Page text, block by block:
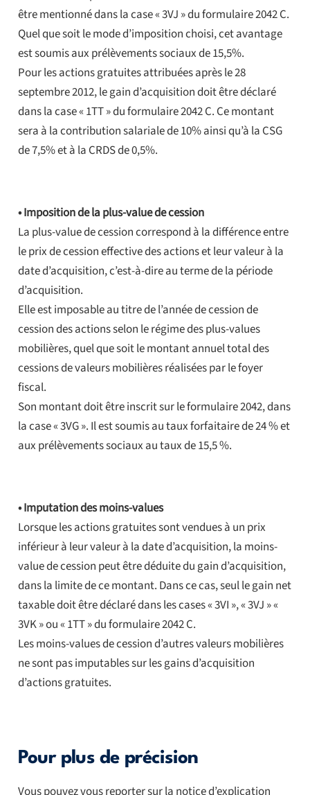
être mentionné dans la case « 3VJ » du formulaire 2042 C.
Quel que soit le mode d’imposition choisi, cet avantage
est soumis aux prélèvements sociaux de 15,5%.
Pour les actions gratuites attribuées après le 28
septembre 2012, le gain d’acquisition doit être déclaré
dans la case « 1TT » du formulaire 2042 C. Ce montant
sera à la contribution salariale de 10% ainsi qu’à la CSG
de 7,5% et à la CRDS de 0,5%.
• Imposition de la plus-value de cession
La plus-value de cession correspond à la différence entre
le prix de cession effective des actions et leur valeur à la
date d’acquisition, c’est-à-dire au terme de la période
d’acquisition.
Elle est imposable au titre de l’année de cession de
cession des actions selon le régime des plus-values
mobilières, quel que soit le montant annuel total des
cessions de valeurs mobilières réalisées par le foyer
fiscal.
Son montant doit être inscrit sur le formulaire 2042, dans
la case « 3VG ». Il est soumis au taux forfaitaire de 24 % et
aux prélèvements sociaux au taux de 15,5 %.
• Imputation des moins-values
Lorsque les actions gratuites sont vendues à un prix
inférieur à leur valeur à la date d’acquisition, la moins-
value de cession peut être déduite du gain d’acquisition,
dans la limite de ce montant. Dans ce cas, seul le gain net
taxable doit être déclaré dans les cases « 3VI », « 3VJ » «
3VK » ou « 1TT » du formulaire 2042 C.
Les moins-values de cession d’autres valeurs mobilières
ne sont pas imputables sur les gains d’acquisition
d’actions gratuites.
Pour plus de précision
Vous pouvez vous reporter sur la notice d’explication